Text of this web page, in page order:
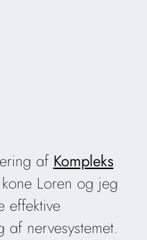
af Kompleks
Loren og jeg
effektive
nervesystemet.